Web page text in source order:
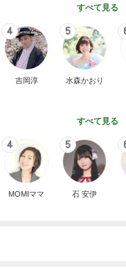
すべて見る
4
吉岡淳
5
水森かおり
すべて見る
4
MOMIママ
5
石 安伊